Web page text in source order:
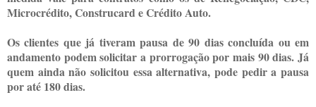
Microcrédito, Construcard e Crédito Auto.
Os clientes que já tiveram pausa de 90 dias concluída ou em
andamento podem solicitar a prorrogação por mais 90 dias. Já
quem ainda não solicitou essa alternativa, pode pedir a pausa
por até 180 dias.